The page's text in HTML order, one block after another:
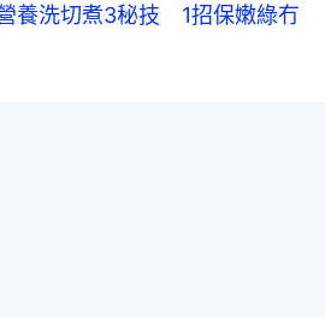
養洗切煮3秘技　1招保嫩綠冇